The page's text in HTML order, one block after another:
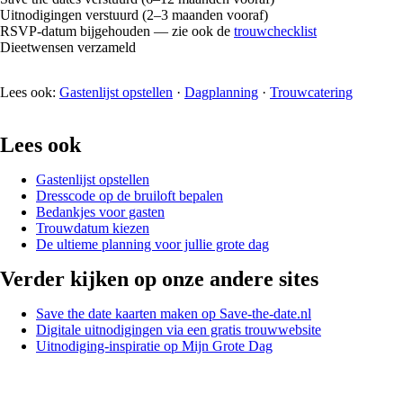
Uitnodigingen verstuurd (2–3 maanden vooraf)
RSVP-datum bijgehouden — zie ook de trouwchecklist
Dieetwensen verzameld
Lees ook: Gastenlijst opstellen · Dagplanning · Trouwcatering
Lees ook
Gastenlijst opstellen
Dresscode op de bruiloft bepalen
Bedankjes voor gasten
Trouwdatum kiezen
De ultieme planning voor jullie grote dag
Verder kijken op onze andere sites
Save the date kaarten maken op Save-the-date.nl
Digitale uitnodigingen via een gratis trouwwebsite
Uitnodiging-inspiratie op Mijn Grote Dag